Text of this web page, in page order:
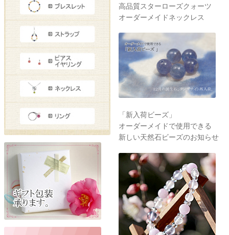
高品質スターローズクォーツ
オーダーメイドネックレス
「新入荷ビーズ」
オーダーメイドで使用できる
新しい天然石ビーズのお知らせ